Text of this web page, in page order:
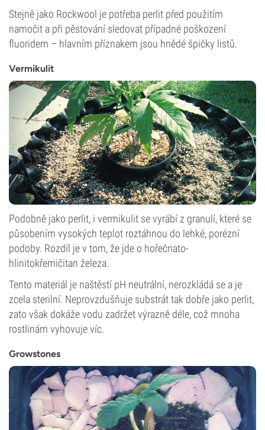
Stejně jako Rockwool je potřeba perlit před použitím
namočit a při pěstování sledovat případné poškození
fluoridem – hlavním příznakem jsou hnědé špičky listů.
Vermikulit
Podobně jako perlit, i vermikulit se vyrábí z granulí, které se
působením vysokých teplot roztáhnou do lehké, porézní
podoby. Rozdíl je v tom, že jde o hořečnato-
hlinitokřemičitan železa.
Tento materiál je naštěstí pH neutrální, nerozkládá se a je
zcela sterilní. Neprovzdušňuje substrát tak dobře jako perlit,
zato však dokáže vodu zadržet výrazně déle, což mnoha
rostlinám vyhovuje víc.
Growstones